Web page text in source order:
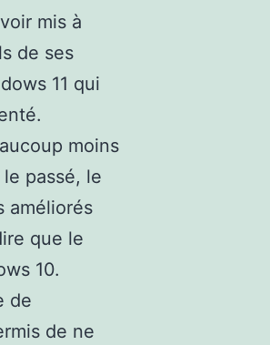
mis à
de ses
11 qui
moins
passé, le
améliorés
que le
10.
de
de ne